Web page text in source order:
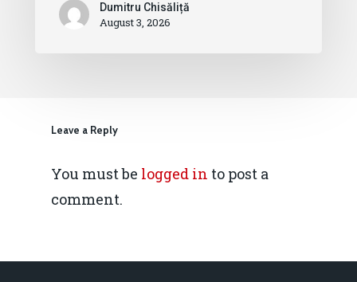
Dumitru Chisăliță
August 3, 2026
Leave a Reply
You must be logged in to post a
comment.